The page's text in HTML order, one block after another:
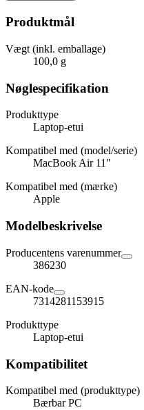
Produktmål
Vægt (inkl. emballage)
100,0 g
Nøglespecifikation
Produkttype
Laptop-etui
Kompatibel med (model/serie)
MacBook Air 11"
Kompatibel med (mærke)
Apple
Modelbeskrivelse
Producentens varenummer
386230
EAN-kode
7314281153915
Produkttype
Laptop-etui
Kompatibilitet
Kompatibel med (produkttype)
Bærbar PC